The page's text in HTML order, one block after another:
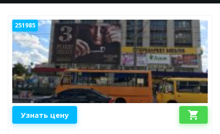
251985
Узнать цену shopping_cart